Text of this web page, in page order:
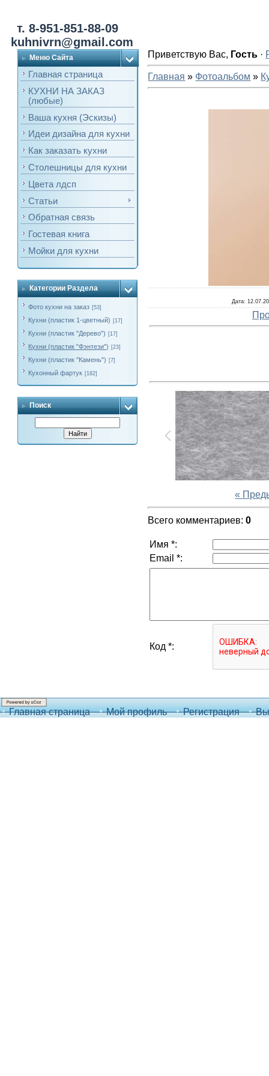
т. 8-951-851-88-09
kuhnivrn@gmail.com
Меню Сайта
Главная страница
КУХНИ НА ЗАКАЗ
(любые)
Ваша кухня (Эскизы)
Идеи дизайна для кухни
Как заказать кухни
Столешницы для кухни
Цвета лдсп
Статьи
Обратная связь
Гостевая книга
Мойки для кухни
Категории Раздела
Фото кухни на заказ [53]
Кухни (пластик 1-цветный) [17]
Кухни (пластик "Дерево") [17]
Кухни (пластик "Фэнтези") [23]
Кухни (пластик "Камень") [7]
Кухонный фартук [182]
Поиск
Приветствую Вас, Гость ·
Главная » Фотоальбом »
Дата:
«
Всего комментариев:0
Имя *:
Email *:
Код *:
Главная страница Мой профиль Регистрация